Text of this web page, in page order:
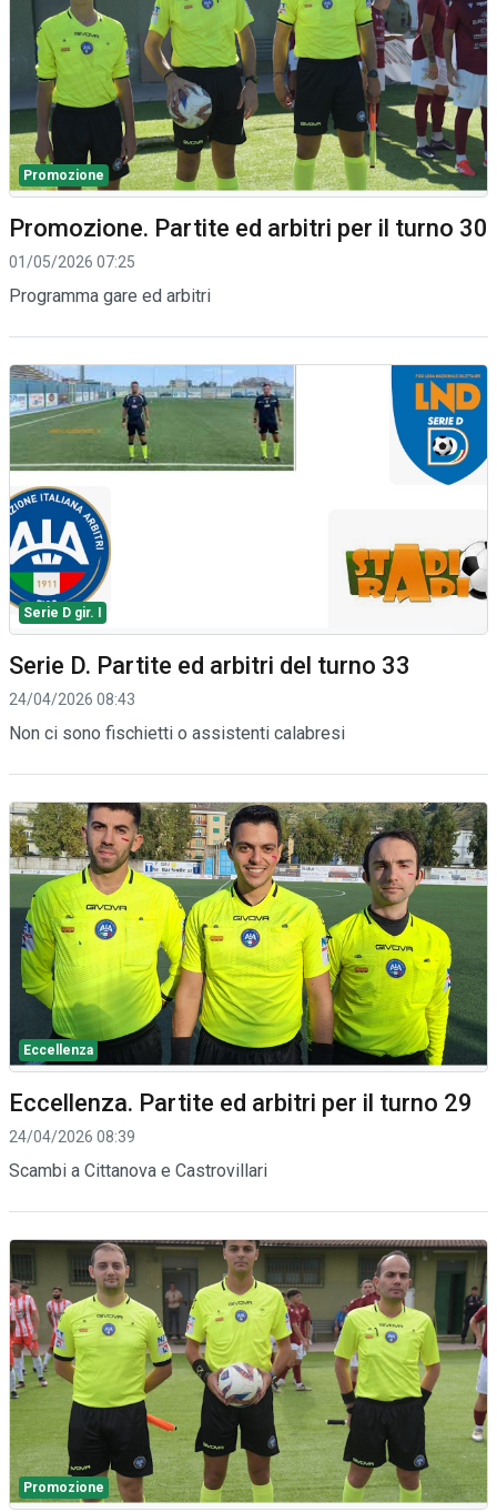
Promozione
Promozione. Partite ed arbitri per il turno 30
01/05/2026 07:25
Programma gare ed arbitri
Serie D gir. I
Serie D. Partite ed arbitri del turno 33
24/04/2026 08:43
Non ci sono fischietti o assistenti calabresi
Eccellenza
Eccellenza. Partite ed arbitri per il turno 29
24/04/2026 08:39
Scambi a Cittanova e Castrovillari
Promozione